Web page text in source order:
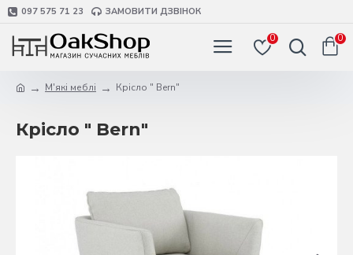
097 575 71 23 ЗАМОВИТИ ДЗВІНОК
0 0
М'які меблі Крісло " Bern"
Крісло " Bern"